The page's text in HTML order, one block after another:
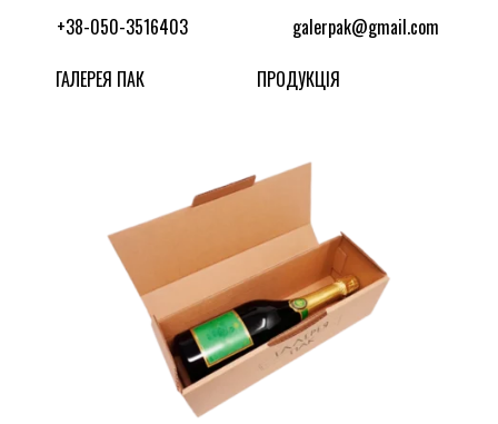
+38-050-3516403
galerpak@gmail.com
ГАЛЕРЕЯ ПАК
ПРОДУКЦІЯ